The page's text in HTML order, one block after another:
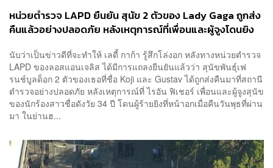
หน่วยตำรวจ LAPD ยืนยัน สุนัข 2 ตัวของ Lady Gaga ถูกส่ง
คืนแล้วอย่างปลอดภัย หลังเหตุการณ์ที่เพื่อนและผู้จูงโดนยิง
นับว่าเป็นข่าวดีที่จะทำให้ เลดี้ กาก้า รู้สึกโล่งอก หลังทางหน่วยตำรวจ
LAPD ของลอสแอนเจลิส ได้มีการแถลงยืนยันแล้วว่า สุนัขพันธุ์เฟ
รนช์บูลด็อก 2 ตัวของเธอที่ชื่อ Koji และ Gustav ได้ถูกส่งคืนมาที่สถานี
ตำรวจอย่างปลอดภัย หลังเหตุการณ์ที่ ไรอัน ฟิเชอร์ เพื่อนและผู้จูงสุนัข
ของนักร้องสาวชื่อดังวัย 34 ปี โดนผู้ร้ายยิงที่หน้าอกเมื่อคืนวันพุธที่ผ่าน
มา ในย่านฮ...